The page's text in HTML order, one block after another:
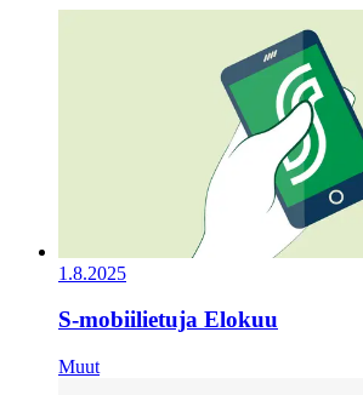
1.8.2025
S-mobiilietuja Elokuu
Muut